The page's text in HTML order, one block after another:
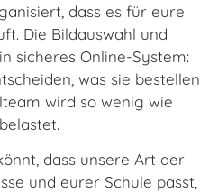
dass es für eure
Die Bildauswahl und
sicheres Online-System:
was sie bestellen
wird so wenig wie
dass unsere Art der
und eurer Schule passt,